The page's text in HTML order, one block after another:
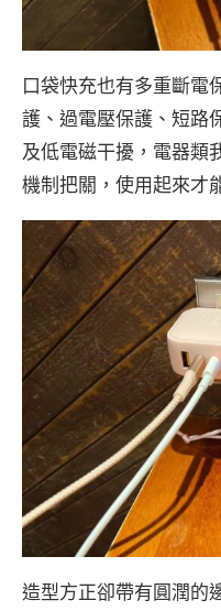
口袋快充也有多重斷電
護、過電壓保護、短路
及低電磁干擾，電器類
機制把關，使用起來才
造型方正卻帶有圓潤的